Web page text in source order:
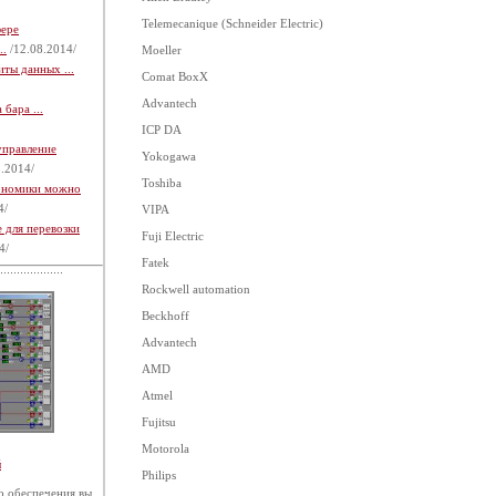
/12.08.2014/
данных ...
...
можно
перевозки
вы
Telemecanique (Schneider Electric)
Moeller
Comat BoxX
Advantech
ICP DA
Yokogawa
Toshiba
VIPA
Fuji Electric
Fatek
Rockwell automation
Beckhoff
Advantech
AMD
Atmel
Fujitsu
Motorola
Philips